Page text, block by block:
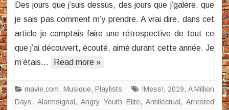
Des jours que j’suis dessus, des jours que j’galère, que
je sais pas comment m’y prendre. A vrai dire, dans cet
article je comptais faire une rétrospective de tout ce
que j’ai découvert, écouté, aimé durant cette année. Je
m’étais…
Read more »
mavie.com, Musique,Playlists !Mess!, 2019, A Million
Days, Alarmsignal , Angry Youth Elite, Antillectual , Arrested